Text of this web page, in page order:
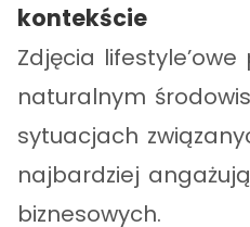
kontekście
Zdjęcia
naturalnym
sytuacjach
najbardziej
biznesowych.